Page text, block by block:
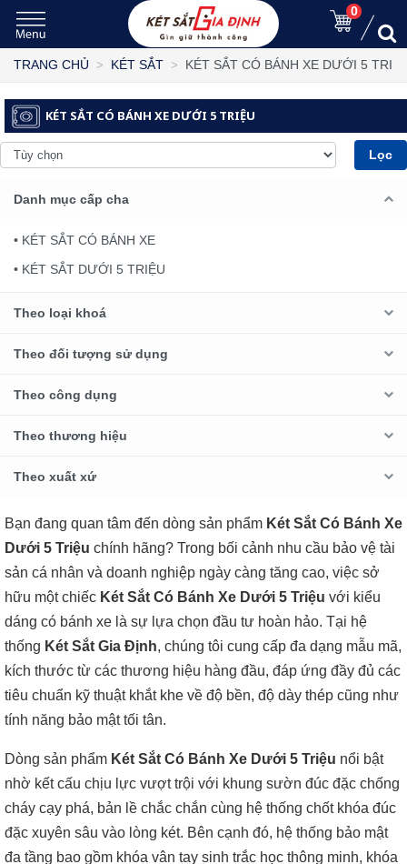
0
TRANG CHỦ KÉT SẮT KÉT SẮT CÓ BÁNH XE DƯỚI 5
KÉT SẮT CÓ BÁNH XE DƯỚI 5 TRIỆU
Lọc
Danh mục cấp cha
• KÉT SẮT CÓ BÁNH XE
• KÉT SẮT DƯỚI 5 TRIỆU
Theo loại khoá
Theo đối tượng sử dụng
Theo công dụng
Theo thương hiệu
Theo xuất xứ
Bạn đang quan tâm đến dòng sản phẩm Két Sắt Có Bánh Xe
Dưới 5 Triệu chính hãng? Trong bối cảnh nhu cầu bảo vệ tài
sản cá nhân và doanh nghiệp ngày càng tăng cao, việc sở
hữu một chiếc Két Sắt Có Bánh Xe Dưới 5 Triệu với kiểu
dáng có bánh xe là sự lựa chọn đầu tư hoàn hảo. Tại hệ
thống Két Sắt Gia Định, chúng tôi cung cấp đa dạng mẫu mã,
kích thước từ các thương hiệu hàng đầu, đáp ứng đầy đủ các
tiêu chuẩn kỹ thuật khắt khe về độ bền, độ dày thép cũng như
tính năng bảo mật tối tân.
Dòng sản phẩm Két Sắt Có Bánh Xe Dưới 5 Triệu nổi bật
nhờ kết cấu chịu lực vượt trội với khung sườn đúc đặc chống
cháy cạy phá, bản lề chắc chắn cùng hệ thống chốt khóa đúc
đặc xuyên sâu vào lòng két. Bên cạnh đó, hệ thống bảo mật
đa tầng bao gồm khóa vân tay sinh trắc học thông minh, khóa